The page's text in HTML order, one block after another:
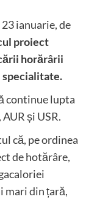
ianuarie, de
proiect
horărârii
continue lupta
și USR.
că, pe ordinea
de hotărâre,
mari din țară,